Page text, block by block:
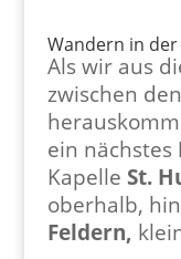
Wandern in der
Als wir aus
zwischen den
ein nächstes
Kapelle St.
oberhalb,
Feldern,